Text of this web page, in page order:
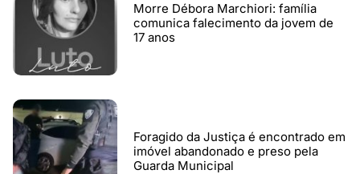
Morre Débora Marchiori: família
comunica falecimento da jovem de
17 anos
Foragido da Justiça é encontrado em
imóvel abandonado e preso pela
Guarda Municipal